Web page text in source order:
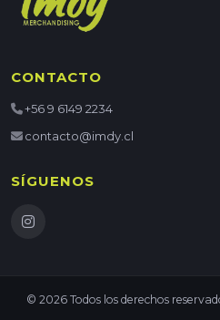
CONTACTO
+56 9 6149 2234
contacto@imdy.cl
SÍGUENOS
© 2026 Todos los derechos